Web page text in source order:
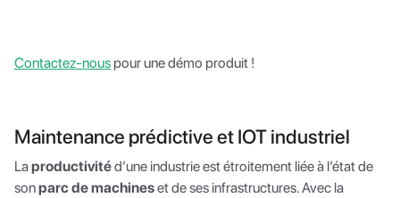
Contactez-nous pour une démo produit !
Maintenance prédictive et IOT industriel
Laproductivitéd’une industrie est étroitement liée à l’état de
sonparc de machineset de ses infrastructures. Avec la